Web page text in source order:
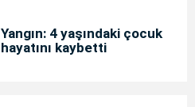
Yangın: 4 yaşındaki çocuk
hayatını kaybetti